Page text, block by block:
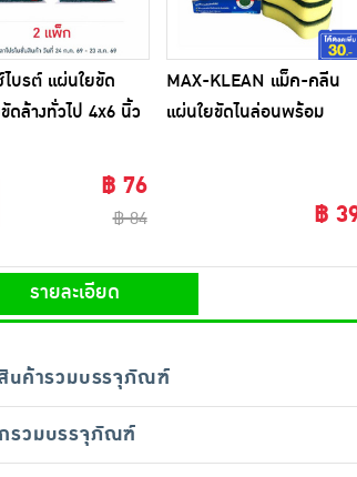
บรต์ แผ่นใยขัด
ดล้างทั่วไป 4x6 นิ้ว
฿ 76
฿ 84
MAX-KLEAN แม็ค-คลีน
แผ่นใยขัดไนล่อนพร้อม
฿
รายละเอียด
นค้ารวมบรรจุภัณฑ์
รวมบรรจุภัณฑ์